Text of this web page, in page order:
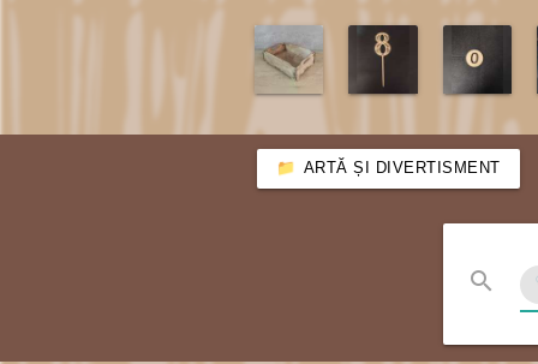
ARTĂ ȘI DIVERTISMENT
search